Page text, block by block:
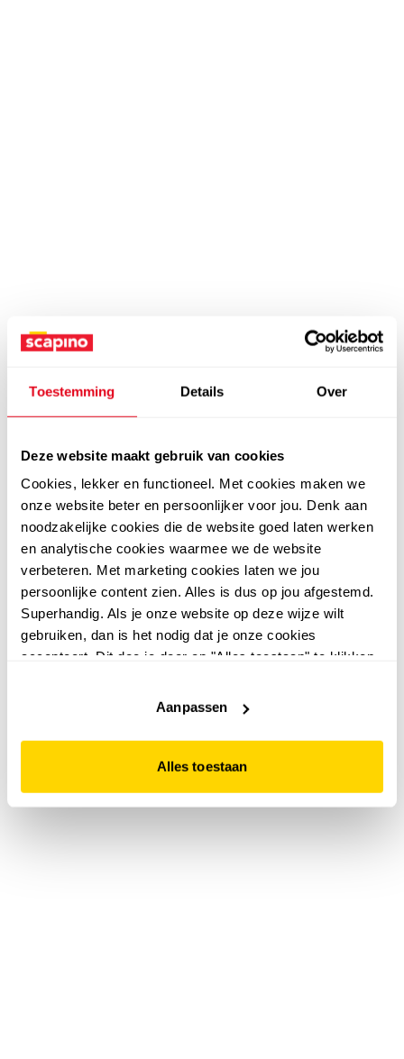
Toestemming Details Over
Deze website maakt gebruik van cookies
Cookies, lekker en functioneel. Met cookies maken we
onze website beter en persoonlijker voor jou. Denk aan
noodzakelijke cookies die de website goed laten werken
en analytische cookies waarmee we de website
verbeteren. Met marketing cookies laten we jou
persoonlijke content zien. Alles is dus op jou afgestemd.
Superhandig. Als je onze website op deze wijze wilt
gebruiken, dan is het nodig dat je onze cookies
accepteert. Dit doe je door op "Alles toestaan" te klikken.
website niet optimaal functioneert.
Aanpassen
Alles toestaan